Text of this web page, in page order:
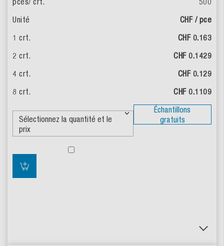
CHF / pce
CHF 0.163
CHF 0.1429
CHF 0.129
CHF 0.1109
Échantillons
gratuits